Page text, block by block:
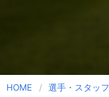
HOME 選手・スタッフ